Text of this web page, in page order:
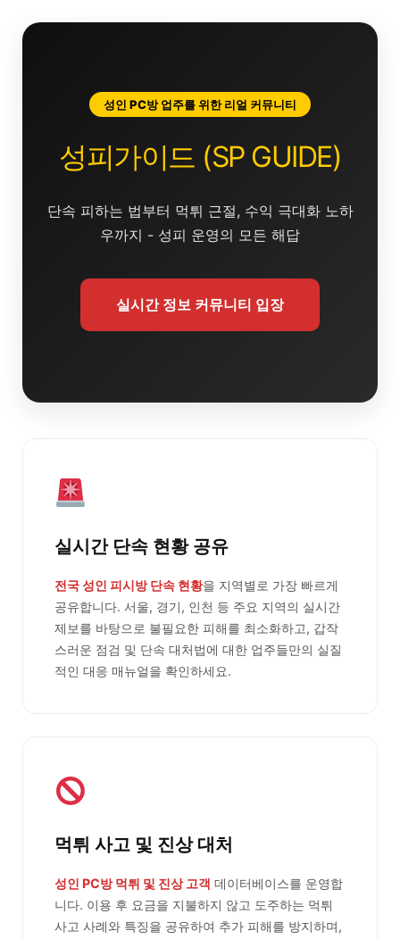
성인 PC방 업주를 위한 리얼 커뮤니티
성피가이드 (SP GUIDE)
단속 피하는 법부터 먹튀 근절, 수익 극대화 노하
우까지 - 성피 운영의 모든 해답
실시간 정보 커뮤니티 입장
실시간 단속 현황 공유
전국 성인 피시방 단속 현황을 지역별로 가장 빠르게
공유합니다. 서울, 경기, 인천 등 주요 지역의 실시간
제보를 바탕으로 불필요한 피해를 최소화하고, 갑작
스러운 점검 및 단속 대처법에 대한 업주들만의 실질
적인 대응 매뉴얼을 확인하세요.
먹튀 사고 및 진상 대처
성인 PC방 먹튀 및 진상 고객 데이터베이스를 운영합
니다. 이용 후 요금을 지불하지 않고 도주하는 먹튀
사고 사례와 특징을 공유하여 추가 피해를 방지하며,